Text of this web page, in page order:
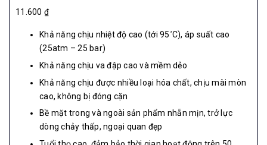
11.600 ₫
Khả năng chịu nhiệt độ cao (tới 95 °C), áp suất cao
(25atm – 25 bar)
Khả năng chịu va đập cao và mềm dẻo
Khả năng chịu được nhiều loại hóa chất, chịu mài mòn
cao, không bị đóng cặn
Bề mặt trong và ngoài sản phẩm nhẵn mịn, trở lực
dòng chảy thấp, ngoại quan đẹp